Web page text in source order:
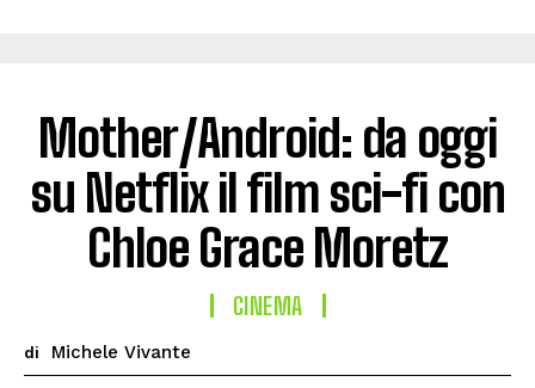
Mother/Android: da oggi
su Netflix il film sci-fi con
Chloe Grace Moretz
CINEMA
di Michele Vivante